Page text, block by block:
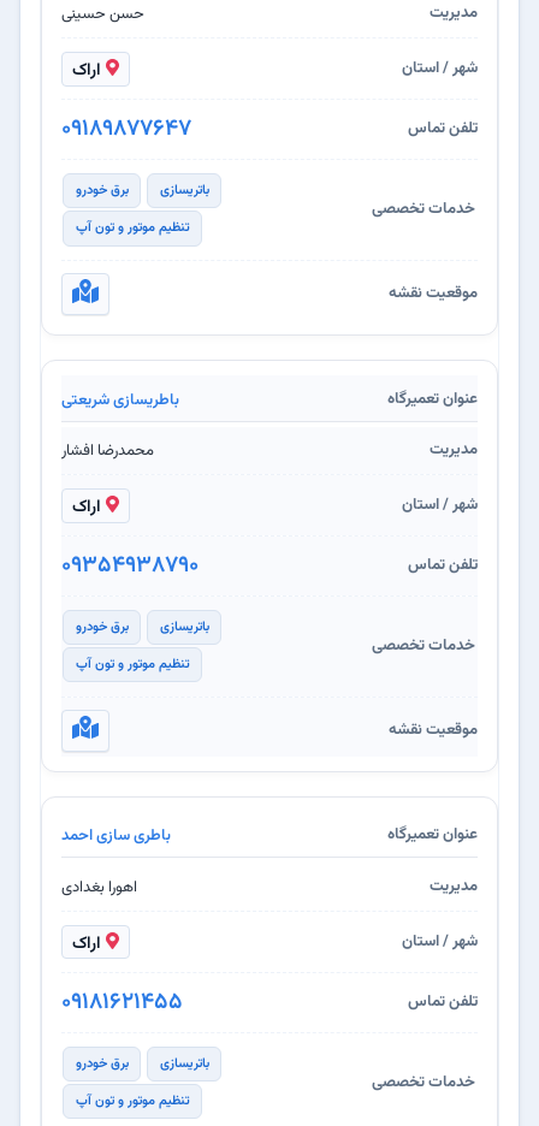
حسن حسینی
اراک
09189877647
باتریسازی
برق خودرو
تنظیم موتور و تون آپ
باطریسازی شریعتی
محمدرضا افشار
اراک
09354938790
باتریسازی
برق خودرو
تنظیم موتور و تون آپ
باطری سازی احمد
اهورا بغدادی
اراک
09181621455
باتریسازی
برق خودرو
تنظیم موتور و تون آپ